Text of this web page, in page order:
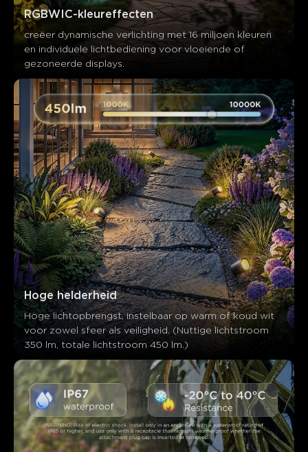
RGBWIC-kleureffecten
creëer dynamische verlichting met 16 miljoen kleuren
en individuele lichtbediening voor vloeiende of
gezoneerde displays.
Hoge helderheid
Hoge lichtopbrengst, instelbaar op warm of koud wit
voor zowel sfeer als veiligheid. (Nuttige lichtstroom
350 lm, totale lichtstroom 450 lm.)